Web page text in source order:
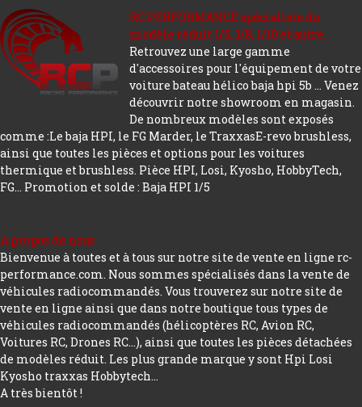
RC PERFORMANCE spécialiste du
modèle réduit 1/5, 1/8, 1/10 et autre.
Retrouvez une large gamme
d'accessoires pour l'équipement de votre
voiture bateau hélico baja hpi 5b ... Venez
découvrir notre showroom en magasin.
De nombreux modèles sont exposés
comme :Le baja HPI, le FG Marder, le TraxxasE-revo brushless,
ainsi que toutes les pièces et options pour les voitures
thermique et brushless. Pièce HPI, Losi, Kyosho, HobbyTech,
FG... Promotion et solde : Baja HPI 1/5
A propos de nous
Bienvenue à toutes et à tous sur notre site de vente en ligne rc-
performance.com. Nous sommes spécialisés dans la vente de
véhicules radiocommandés. Vous trouverez sur notre site de
vente en ligne ainsi que dans notre boutique tous types de
véhicules radiocommandés (hélicoptères RC, Avion RC,
Voitures RC, Drones RC…), ainsi que toutes les pièces détachées
de modèles réduit. Les plus grande marque y sont Hpi Losi
Kyosho traxxas Hobbytech...
A très bientôt !